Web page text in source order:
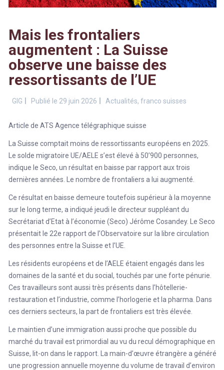
Mais les frontaliers
augmentent : La Suisse
observe une baisse des
ressortissants de l’UE
GIG Publié le 29 juin 2026 Actualités, franco suisses
Article de ATS Agence télégraphique suisse
La Suisse comptait moins de ressortissants européens en 2025.
Le solde migratoire UE/AELE s’est élevé à 50’900 personnes,
indique le Seco, un résultat en baisse par rapport aux trois
dernières années. Le nombre de frontaliers a lui augmenté.
Ce résultat en baisse demeure toutefois supérieur à la moyenne
sur le long terme, a indiqué jeudi le directeur suppléant du
Secrétariat d’Etat à l’économie (Seco) Jérôme Cosandey. Le Seco
présentait le 22e rapport de l’Observatoire sur la libre circulation
des personnes entre la Suisse et l’UE.
Les résidents européens et de l’AELE étaient engagés dans les
domaines de la santé et du social, touchés par une forte pénurie.
Ces travailleurs sont aussi très présents dans l’hôtellerie-
restauration et l’industrie, comme l’horlogerie et la pharma. Dans
ces derniers secteurs, la part de frontaliers est très élevée.
Le maintien d’une immigration aussi proche que possible du
marché du travail est primordial au vu du recul démographique en
Suisse, lit-on dans le rapport. La main-d’œuvre étrangère a généré
une progression annuelle moyenne du volume de travail d’environ